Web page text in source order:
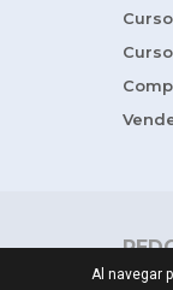
Al navegar